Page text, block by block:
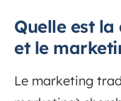
Quelle est
et le
Le marketing